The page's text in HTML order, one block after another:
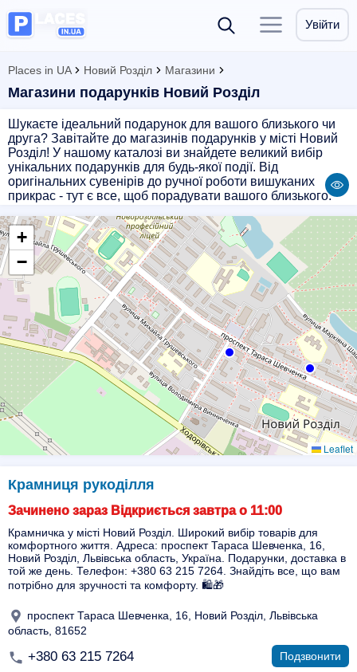
Увійти
Places in UA Новий Розділ Магазини
Магазини подарунків Новий Розділ
Шукаєте ідеальний подарунок для вашого близького чи
друга? Завітайте до магазинів подарунків у місті Новий
Розділ! У нашому каталозі ви знайдете великий вибір
унікальних подарунків для будь-якої події. Від
оригінальних сувенірів до ручної роботи вишуканих
прикрас - тут є все, щоб порадувати вашого близького.
доступними цінами. Приємне обслуговування та
допомога в підборі подарунка зроблять ваш шопінг
легким і приємним. Зробіть святковий подарунок
особливим - купуйте у магазинах подарунків у Новому
Роздолі!
+
−
Leaflet
Крамниця рукоділля
Зачинено зараз Відкриється завтра о 11:00
Крамничка у місті Новий Розділ. Широкий вибір товарів для
комфортного життя. Адреса: проспект Тараса Шевченка, 16,
Новий Розділ, Львівська область, Україна. Подарунки, доставка в
той же день. Телефон: +380 63 215 7264. Знайдіть все, що вам
потрібно для зручності та комфорту. 🛍️🎁
проспект Тараса Шевченка, 16, Новий Розділ, Львівська
область, 81652
+380 63 215 7264 Подзвонити